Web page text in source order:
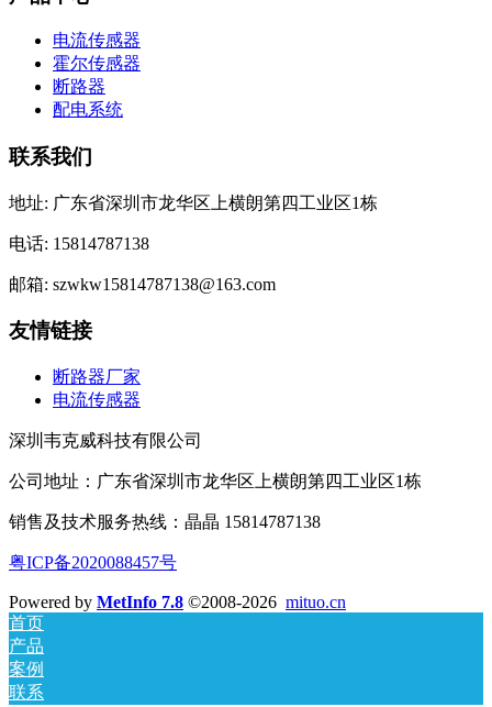
电流传感器
霍尔传感器
断路器
配电系统
联系我们
地址: 广东省深圳市龙华区上横朗第四工业区1栋
电话: 15814787138
邮箱: szwkw15814787138@163.com
友情链接
断路器厂家
电流传感器
深圳韦克威科技有限公司
公司地址：广东省深圳市龙华区上横朗第四工业区1栋
销售及技术服务热线：晶晶 15814787138
粤ICP备2020088457号
Powered by MetInfo 7.8 ©2008-2026 mituo.cn
首页
产品
案例
联系